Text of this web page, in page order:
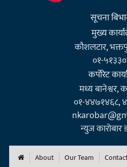
सूचना
मुख्य
कौशलटार,
०१-
कर्पाेरेट
मध्य बानेश्वर,
०१-४४७१४६८,
न्युज
About Our Team